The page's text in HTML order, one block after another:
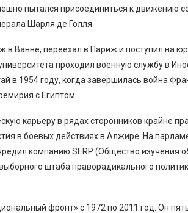
пытался присоединиться к движению
Шарля де Голля.
в Ванне, переехал в Париж и поступил на
проходил военную службу в
в 1954 году, когда завершилась война
с Египтом.
карьеру в рядах сторонников крайне
в боевых действиях в Алжире. На
компанию SERP (Общество изучения
штаба праворадикального
фронт» с 1972 по 2011 год. Он